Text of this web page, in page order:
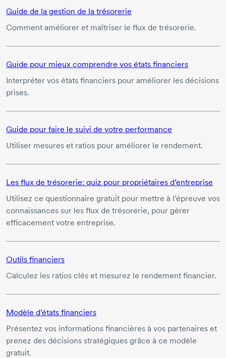
Guide de la gestion de la trésorerie
Comment améliorer et maîtriser le flux de trésorerie.
Guide pour mieux comprendre vos états financiers
Interpréter vos états financiers pour améliorer les décisions
prises.
Guide pour faire le suivi de votre performance
Utiliser mesures et ratios pour améliorer le rendement.
Les flux de trésorerie: quiz pour propriétaires d’entreprise
Utilisez ce questionnaire gratuit pour mettre à l’épreuve vos
connaissances sur les flux de trésorerie, pour gérer
efficacement votre entreprise.
Outils financiers
Calculez les ratios clés et mesurez le rendement financier.
Modèle d’états financiers
Présentez vos informations financières à vos partenaires et
prenez des décisions stratégiques grâce à ce modèle
gratuit.